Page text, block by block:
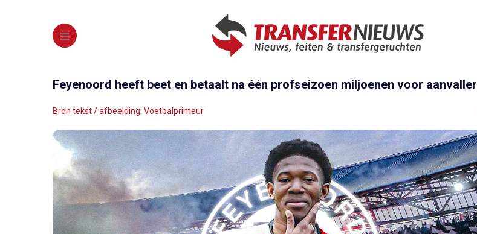
Feyenoord heeft beet en betaalt na één profseizoen miljoenen voor aanvaller
Bron tekst / afbeelding: Voetbalprimeur